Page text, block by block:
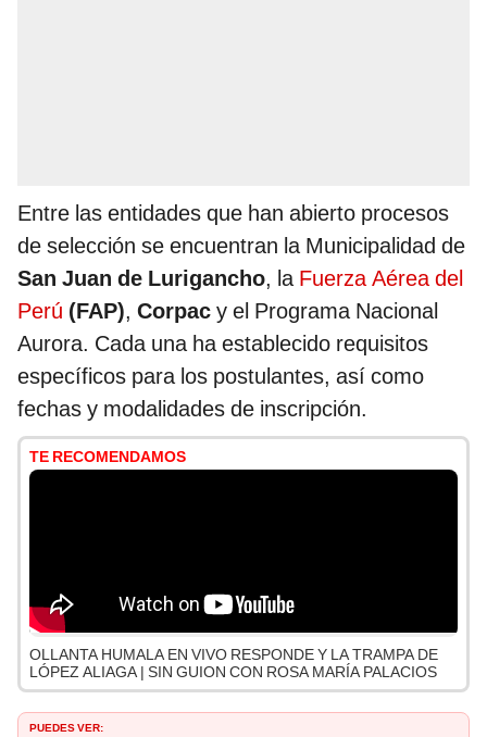
Entre las entidades que han abierto procesos
de selección se encuentran la Municipalidad de
San Juan de Lurigancho, la Fuerza Aérea del
Perú (FAP), Corpac y el Programa Nacional
Aurora. Cada una ha establecido requisitos
específicos para los postulantes, así como
fechas y modalidades de inscripción.
TE RECOMENDAMOS
OLLANTA HUMALA EN VIVO RESPONDE Y LA TRAMPA DE
LÓPEZ ALIAGA | SIN GUION CON ROSA MARÍA PALACIOS
PUEDES VER: